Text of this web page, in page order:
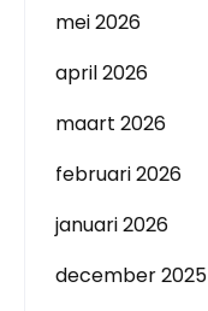
mei 2026
april 2026
maart 2026
februari 2026
januari 2026
december 2025